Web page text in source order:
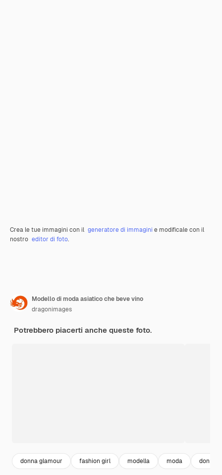
Crea le tue immagini con il generatore di immagini e modificale con il
nostro editor di foto.
Modello di moda asiatico che beve vino
dragonimages
Potrebbero piacerti anche queste foto.
donna glamour fashion girl modella moda donna